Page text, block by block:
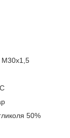
M30x1,5
50%